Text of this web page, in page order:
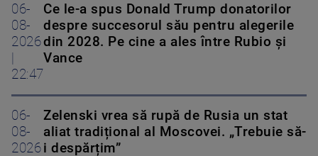
06-
08-
2026
|
22:47
Ce le-a spus Donald Trump donatorilor
despre succesorul său pentru alegerile
din 2028. Pe cine a ales între Rubio și
Vance
06-
08-
2026
Zelenski vrea să rupă de Rusia un stat
aliat tradițional al Moscovei. „Trebuie să-
i despărțim”